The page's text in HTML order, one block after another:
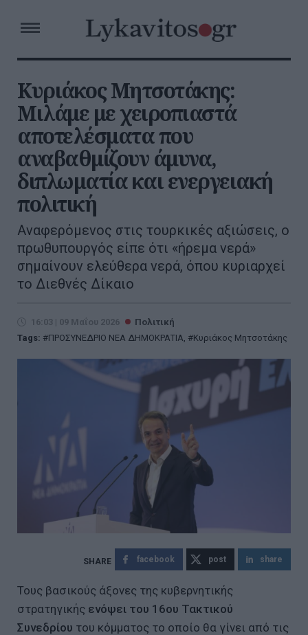
Κυριάκος Μητσοτάκης:
Μιλάμε με χειροπιαστά
αποτελέσματα που
αναβαθμίζουν άμυνα,
διπλωματία και ενεργειακή
πολιτική
Αναφερόμενος στις τουρκικές αξιώσεις, ο
πρωθυπουργός είπε ότι «ήρεμα νερά»
σημαίνουν ελεύθερα νερά, όπου κυριαρχεί
το Διεθνές Δίκαιο
16:03 | 09 Μαΐου 2026
Πολιτική
Tags:
ΠΡΟΣΥΝΕΔΡΙΟ ΝΕΑ ΔΗΜΟΚΡΑΤΙΑ, Κυριάκος Μητσοτάκης
facebook post share
Τους βασικούς άξονες της κυβερνητικής
στρατηγικής ενόψει του 16ου Τακτικού
Συνεδρίου του κόμματος το οποίο θα γίνει από τις